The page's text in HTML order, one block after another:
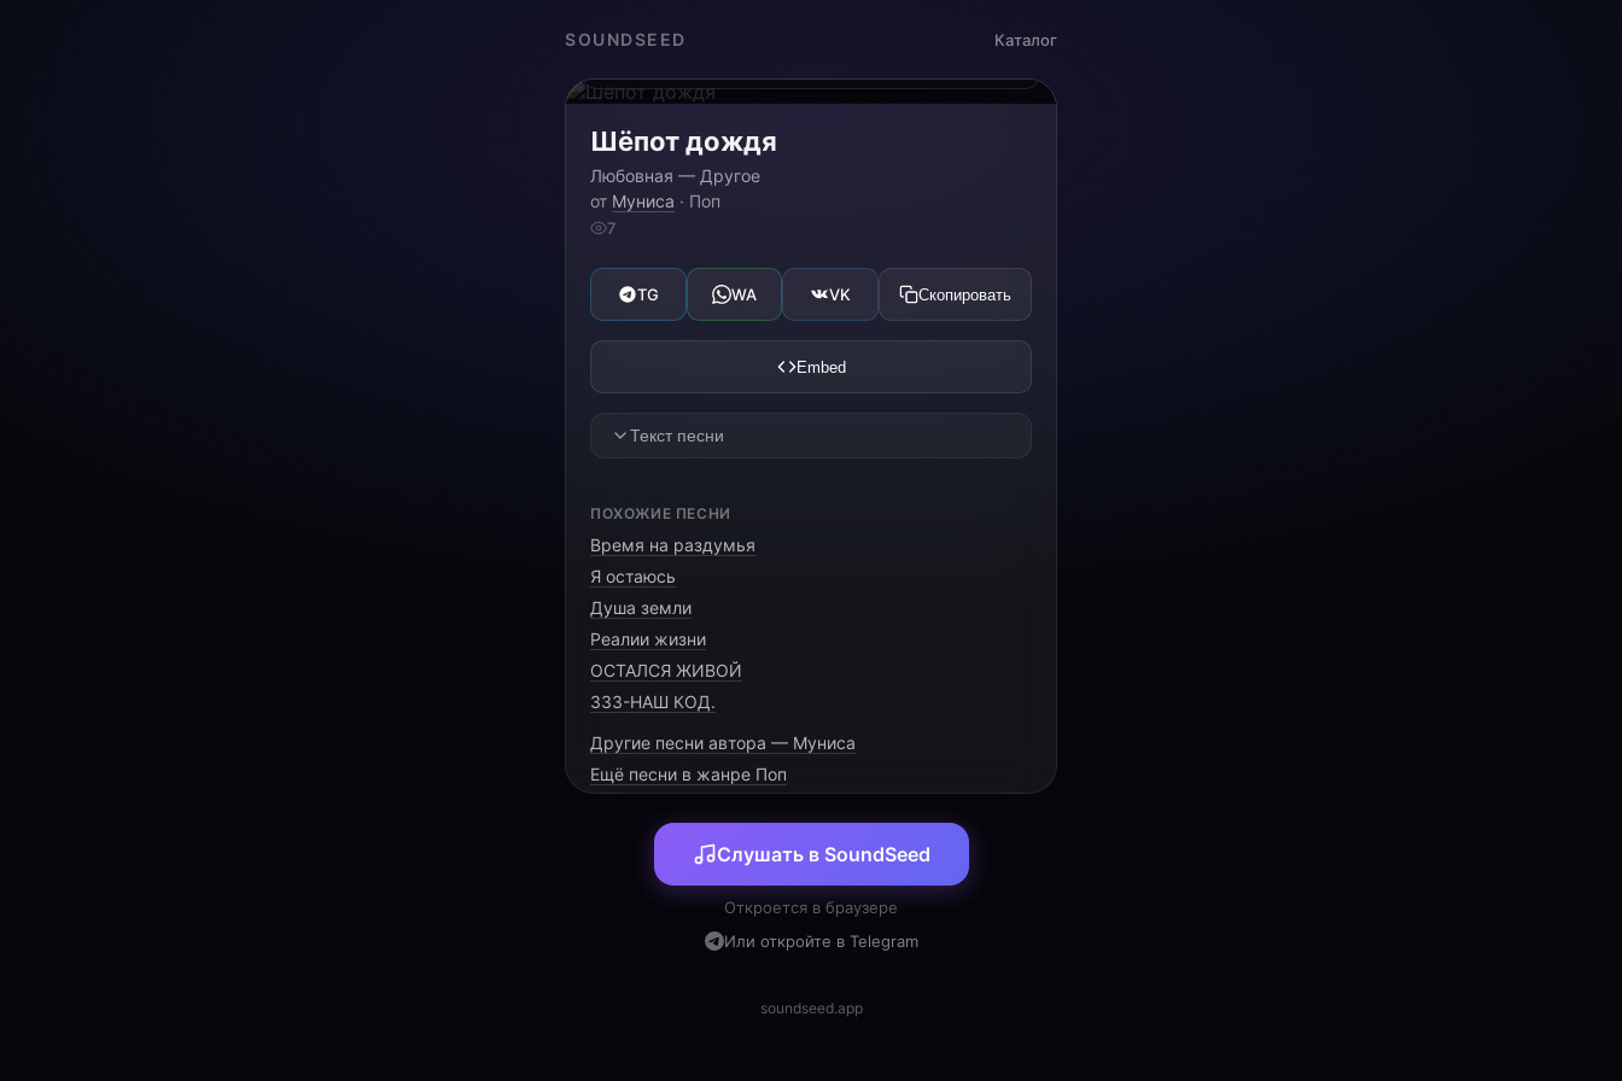
SOUNDSEED Каталог
Шёпот дождя
Любовная — Другое
от Муниса · Поп
7
TG WA VK Скопировать
Embed
Текст песни
Душа моя плачет, а за окном дожди
Эту боль внутри никак не унять, подожди
Всю горечь в охапку, попытка нажать
«отпусти»
[VERSE 1]
Стрелки по кругу, минуты как острые льды
В памяти вязкой остались лишь только
Миллион теорий, тяжёлых и пасмурных дум
ПОХОЖИЕ ПЕСНИ
Время на раздумья
Я остаюсь
Душа земли
Реалии жизни
ОСТАЛСЯ ЖИВОЙ
333-НАШ КОД.
Другие песни автора — Муниса
Ещё песни в жанре Поп
Слушать в SoundSeed
Откроется в браузере
Или откройте в Telegram
soundseed.app